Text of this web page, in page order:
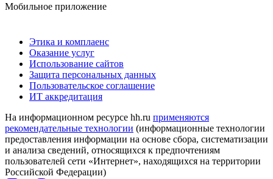
Мобильное приложение
Этика и комплаенс
Оказание услуг
Использование сайтов
Защита персональных данных
Пользовательское соглашение
ИТ аккредитация
На информационном ресурсе hh.ru применяются
рекомендательные технологии (информационные технологии
предоставления информации на основе сбора, систематизации
и анализа сведений, относящихся к предпочтениям
пользователей сети «Интернет», находящихся на территории
Российской Федерации)